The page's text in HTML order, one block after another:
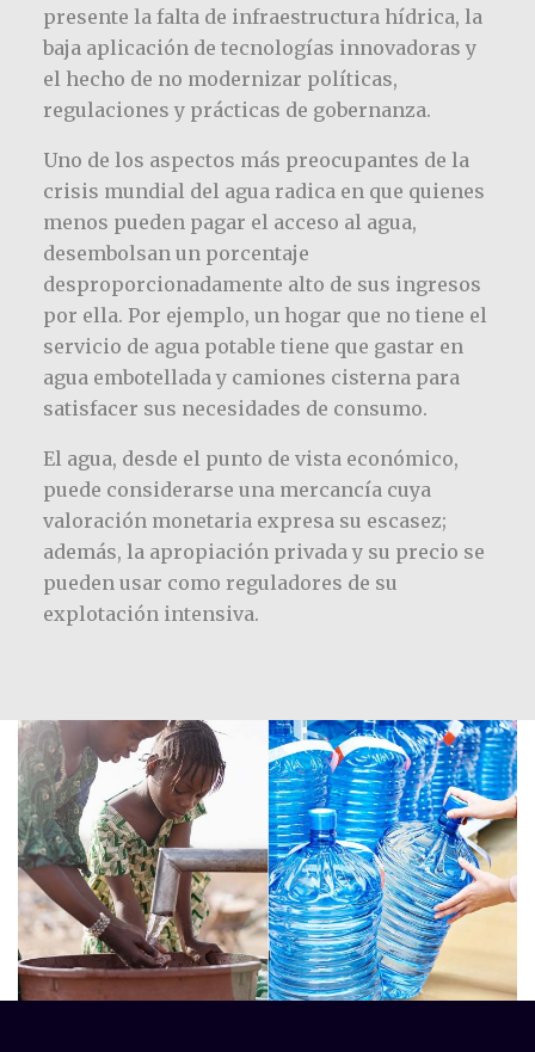
presente la falta de infraestructura hídrica, la
baja aplicación de tecnologías innovadoras y
el hecho de no modernizar políticas,
regulaciones y prácticas de gobernanza.
Uno de los aspectos más preocupantes de la
crisis mundial del agua radica en que quienes
menos pueden pagar el acceso al agua,
desembolsan un porcentaje
desproporcionadamente alto de sus ingresos
por ella. Por ejemplo, un hogar que no tiene el
servicio de agua potable tiene que gastar en
agua embotellada y camiones cisterna para
satisfacer sus necesidades de consumo.
El agua, desde el punto de vista económico,
puede considerarse una mercancía cuya
valoración monetaria expresa su escasez;
además, la apropiación privada y su precio se
pueden usar como reguladores de su
explotación intensiva.